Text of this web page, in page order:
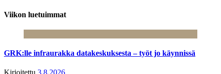
Viikon luetuimmat
GRK:lle infraurakka datakeskuksesta – työt jo käynnissä